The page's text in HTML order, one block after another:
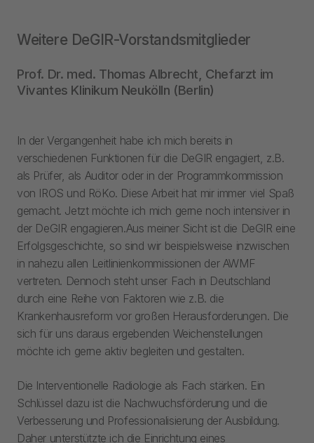
Weitere DeGIR-Vorstandsmitglieder
Prof. Dr. med. Thomas Albrecht, Chefarzt im
Vivantes Klinikum Neukölln (Berlin)
In der Vergangenheit habe ich mich bereits in
verschiedenen Funktionen für die DeGIR engagiert, z.B.
als Prüfer, als Auditor oder in der Programmkommission
von IROS und RöKo. Diese Arbeit hat mir immer viel Spaß
gemacht. Jetzt möchte ich mich gerne noch intensiver in
der DeGIR engagieren.Aus meiner Sicht ist die DeGIR eine
Erfolgsgeschichte, so sind wir beispielsweise inzwischen
in nahezu allen Leitlinienkommissionen der AWMF
vertreten. Dennoch steht unser Fach in Deutschland
durch eine Reihe von Faktoren wie z.B. die
Krankenhausreform vor großen Herausforderungen. Die
sich für uns daraus ergebenden Weichenstellungen
möchte ich gerne aktiv begleiten und gestalten.
Die Interventionelle Radiologie als Fach stärken. Ein
Schlüssel dazu ist die Nachwuchsförderung und die
Verbesserung und Professionalisierung der Ausbildung.
Daher unterstützte ich die Einrichtung eines